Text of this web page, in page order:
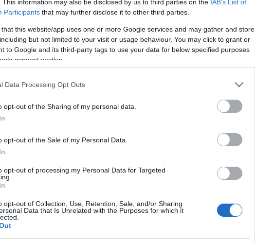
This information may also be disclosed by us to third parties on the IAB’s List of
Participants that may further disclose it to other third parties.
that this website/app uses one or more Google services and may gather and store
but not limited to your visit or usage behaviour. You may click to grant or
to Google and its third-party tags to use your data for below specified purposes
consent section.
Data Processing Opt Outs
opt-out of the Sharing of my personal data.
opt-out of the Sale of my Personal Data.
opt-out of processing my Personal Data for Targeted
opt-out of Collection, Use, Retention, Sale, and/or Sharing
Data that Is Unrelated with the Purposes for which it
oziroma Božično vas,
praznikov.